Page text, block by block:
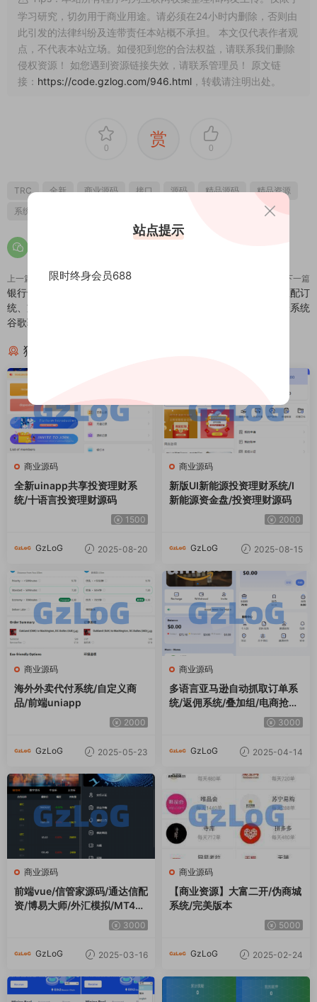
学习研究，切勿用于商业用途。请必须在24小时内删除，否则由
此引发的法律纠纷及连带责任本站概不承担。 本文仅代表作者观
点，不代表本站立场。如侵犯到您的合法权益，请联系我们删除
侵权资源！ 如您遇到资源链接失效，请联系管理员！ 原文链
接： https://code.gzlog.com/946.html ，转载请注明出处。
0 赏 0
TRC 全新 商业源码 接口 源码 精品源码
精品资源
系统
上一篇
银行卡代付系统、人工代付支付系
统、支付源码、代理、商户、支持
谷歌验证码
下一篇
二开版USDT抢单系统/自动匹配订
单/USDT跑分系统
猜你喜欢
商业源码
全新uinapp共享投资理财系
统/十语言投资理财源码
1500
GzLoG 2025-08-20
商业源码
新版UI新能源投资理财系统/I
新能源资金盘/投资理财源码
2000
GzLoG 2025-08-15
商业源码
海外外卖代付系统/自定义商
品/前端uniapp
2000
GzLoG 2025-05-23
商业源码
多语言亚马逊自动抓取订单系
统/返佣系统/叠加组/电商抢单
3000
GzLoG 2025-04-14
商业源码
前端vue/信管家源码/通达信配
资/博易大师/外汇模拟/MT4外
3000
GzLoG 2025-03-16
商业源码
【商业资源】大富二开/伪商城
系统/完美版本
5000
GzLoG 2025-02-24
站点提示
限时终身会员688